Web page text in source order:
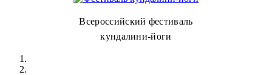
Всероссийский фестиваль
кундалини-йоги